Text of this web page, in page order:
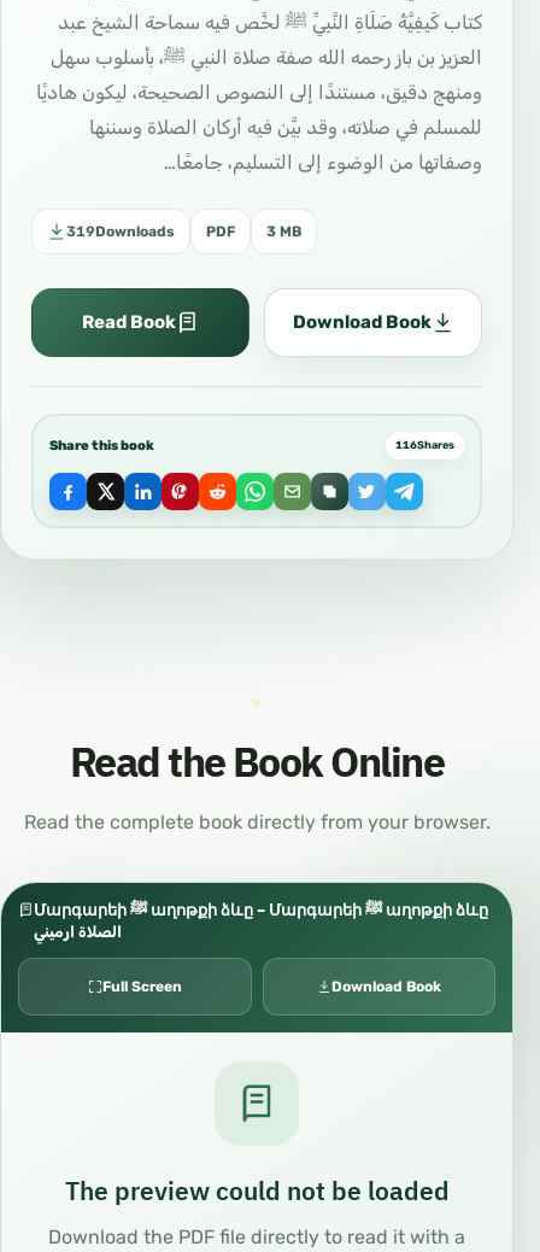
كتاب كَيفِيَّةُ صَلَاةِ النَّبِيِّ ﷺ لخَّص فيه سماحة الشيخ عبد
العزيز بن باز رحمه الله صفة صلاة النبي ﷺ، بأسلوب سهل
ومنهج دقيق، مستندًا إلى النصوص الصحيحة، ليكون هاديًا
للمسلم في صلاته، وقد بيَّن فيه أركان الصلاة وسننها
وصفاتها من الوضوء إلى التسليم، جامعًا…
319Downloads PDF 3 MB
Read Book Download Book
Share this book 116Shares
Read the Book Online
Read the complete book directly from your browser.
Մարգարեի ﷺ աղոթքի ձևը – Մարգարեի ﷺ աղոթքի ձևը
الصلاة ارميني
Full Screen Download Book
The preview could not be loaded
Download the PDF file directly to read it with a